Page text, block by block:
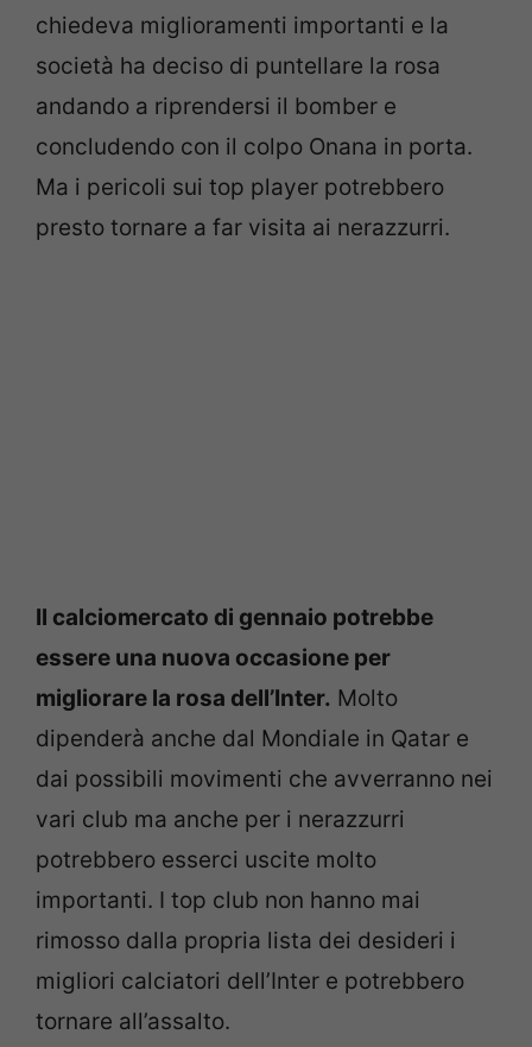
chiedeva miglioramenti importanti e la
società ha deciso di puntellare la rosa
andando a riprendersi il bomber e
concludendo con il colpo Onana in porta.
Ma i pericoli sui top player potrebbero
presto tornare a far visita ai nerazzurri.
Il calciomercato di gennaio potrebbe
essere una nuova occasione per
migliorare la rosa dell’Inter. Molto
dipenderà anche dal Mondiale in Qatar e
dai possibili movimenti che avverranno nei
vari club ma anche per i nerazzurri
potrebbero esserci uscite molto
importanti. I top club non hanno mai
rimosso dalla propria lista dei desideri i
migliori calciatori dell’Inter e potrebbero
tornare all’assalto.